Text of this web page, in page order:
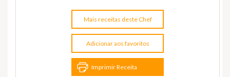
Mais receitas deste Chef
Adicionar aos favoritos
Imprimir Receita